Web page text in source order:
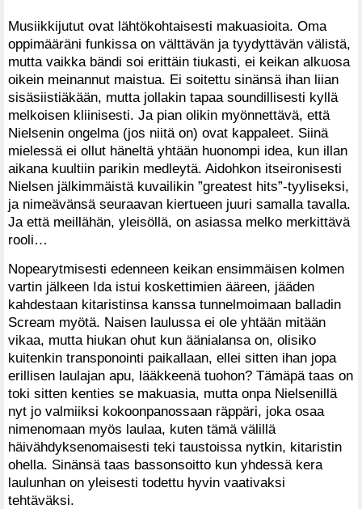
Musiikkijutut ovat lähtökohtaisesti makuasioita. Oma
oppimääräni funkissa on välttävän ja tyydyttävän välistä,
mutta vaikka bändi soi erittäin tiukasti, ei keikan alkuosa
oikein meinannut maistua. Ei soitettu sinänsä ihan liian
sisäsiistiäkään, mutta jollakin tapaa soundillisesti kyllä
melkoisen kliinisesti. Ja pian olikin myönnettävä, että
Nielsenin ongelma (jos niitä on) ovat kappaleet. Siinä
mielessä ei ollut häneltä yhtään huonompi idea, kun illan
aikana kuultiin parikin medleytä. Aidohkon itseironisesti
Nielsen jälkimmäistä kuvailikin ”greatest hits”-tyyliseksi,
ja nimeävänsä seuraavan kiertueen juuri samalla tavalla.
Ja että meillähän, yleisöllä, on asiassa melko merkittävä
rooli…
Nopearytmisesti edenneen keikan ensimmäisen kolmen
vartin jälkeen Ida istui koskettimien ääreen, jääden
kahdestaan kitaristinsa kanssa tunnelmoimaan balladin
Scream myötä. Naisen laulussa ei ole yhtään mitään
vikaa, mutta hiukan ohut kun äänialansa on, olisiko
kuitenkin transponointi paikallaan, ellei sitten ihan jopa
erillisen laulajan apu, lääkkeenä tuohon? Tämäpä taas on
toki sitten kenties se makuasia, mutta onpa Nielsenillä
nyt jo valmiiksi kokoonpanossaan räppäri, joka osaa
nimenomaan myös laulaa, kuten tämä välillä
häivähdyksenomaisesti teki taustoissa nytkin, kitaristin
ohella. Sinänsä taas bassonsoitto kun yhdessä kera
laulunhan on yleisesti todettu hyvin vaativaksi
tehtäväksi.